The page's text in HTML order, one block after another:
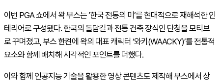
이번 PGA쇼에서 왁 부스는 ‘한국 전통의 미’를 현대적으로 재해석한 인
테리어로 구성됐다. 한국의 돌담길과 전통 건축 장식인 단청을 모티브
로 꾸며졌고, 부스 한켠에 왁의 대표 캐릭터 ‘와키(WAACKY)’를 전통적
요소와 함께 배치해 시각적인 포인트를 더했다.
이와 함께 인공지능 기술을 활용한 영상 콘텐츠도 제작해 부스에서 상